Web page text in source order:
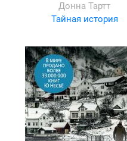
Донна Тартт
Тайная история